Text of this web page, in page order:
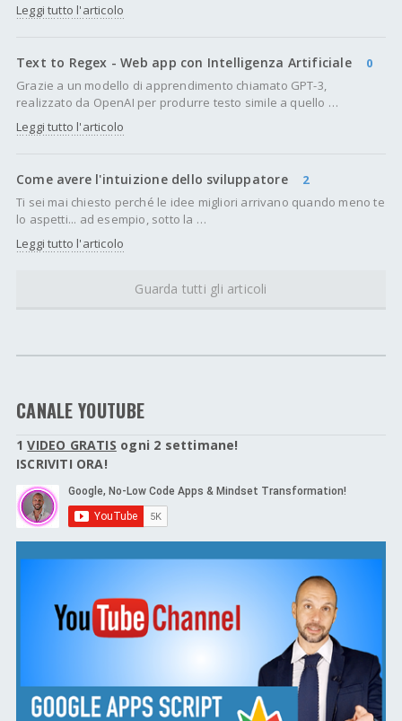
Leggi tutto l'articolo
Text to Regex - Web app con Intelligenza Artificiale
0
Grazie a un modello di apprendimento chiamato GPT-3,
realizzato da OpenAI per produrre testo simile a quello …
Leggi tutto l'articolo
Come avere l'intuizione dello sviluppatore
2
Ti sei mai chiesto perché le idee migliori arrivano quando meno te
lo aspetti... ad esempio, sotto la …
Leggi tutto l'articolo
Guarda tutti gli articoli
CANALE YOUTUBE
1VIDEO GRATIS ogni 2 settimane!
ISCRIVITI ORA!